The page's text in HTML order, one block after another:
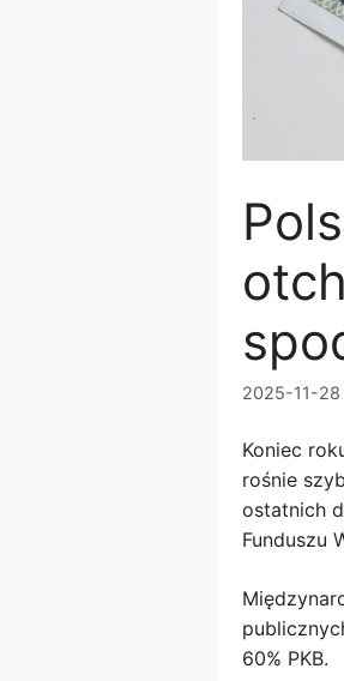
2025-11-28
Koniec
rośnie
ostatnich
Funduszu
60% PKB.